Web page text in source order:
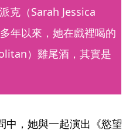
克（Sarah Jessica
年以來，她在戲裡喝的
）雞尾酒，其實是
中，她與一起演出《慾望